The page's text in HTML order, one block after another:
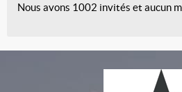
Nous avons 1002 invités et aucun